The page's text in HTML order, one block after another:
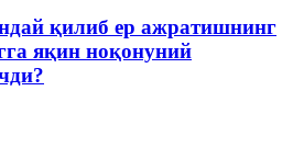
қилиб ер ажратишнинг
яқин ноқонуний